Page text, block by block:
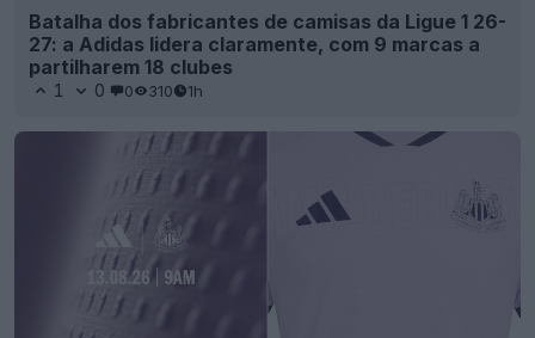
Batalha dos fabricantes de camisas da Ligue 1 26-
27: a Adidas lidera claramente, com 9 marcas a
partilharem 18 clubes
1 0 0 310 1h